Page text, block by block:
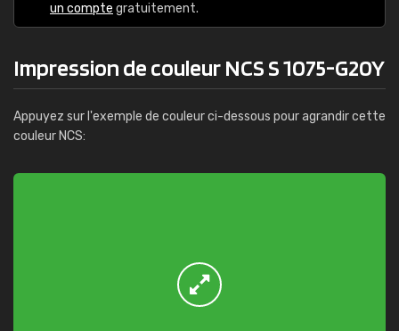
un compte gratuitement.
Impression de couleur NCS S 1075-G20Y
Appuyez sur l'exemple de couleur ci-dessous pour agrandir cette
couleur NCS: